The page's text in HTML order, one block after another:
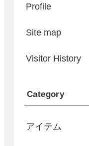
Profile
Site map
Visitor History
Category
アイテム